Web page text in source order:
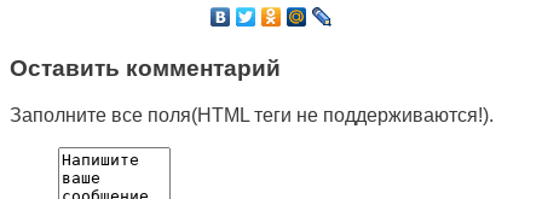
Оставить комментарий
Заполните все поля(HTML теги не поддерживаются!).